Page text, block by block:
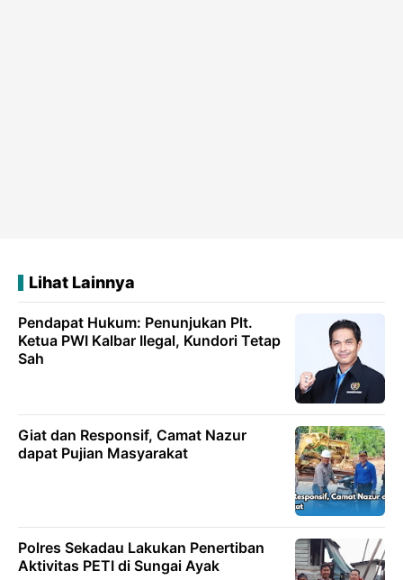
Lihat Lainnya
Pendapat Hukum: Penunjukan Plt.
Ketua PWI Kalbar Ilegal, Kundori Tetap
Sah
Giat dan Responsif, Camat Nazur
dapat Pujian Masyarakat
Polres Sekadau Lakukan Penertiban
Aktivitas PETI di Sungai Ayak